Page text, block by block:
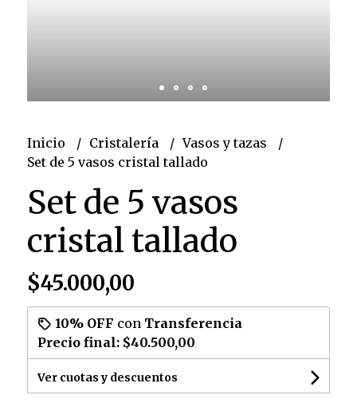
Inicio Cristalería
Vasos y tazas
Set de 5 vasos cristal tallado
Set de 5 vasos
cristal tallado
$45.000,00
10% OFF con Transferencia
Precio final: $40.500,00
Ver cuotas y descuentos